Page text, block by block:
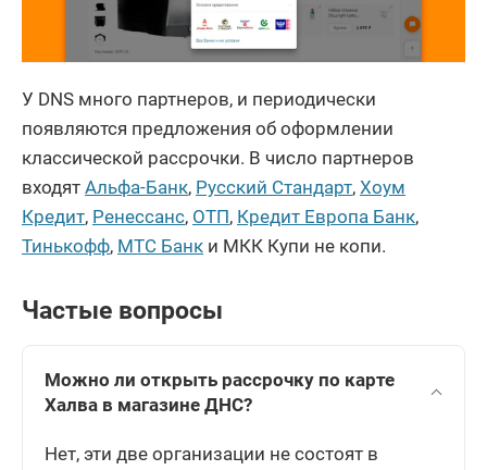
У DNS много партнеров, и периодически
появляются предложения об оформлении
классической рассрочки. В число партнеров
входят Альфа-Банк, Русский Стандарт, Хоум
Кредит, Ренессанс, ОТП, Кредит Европа Банк,
Тинькофф, МТС Банк и МКК Купи не копи.
Частые вопросы
Можно ли открыть рассрочку по карте
Халва в магазине ДНС?
Нет, эти две организации не состоят в